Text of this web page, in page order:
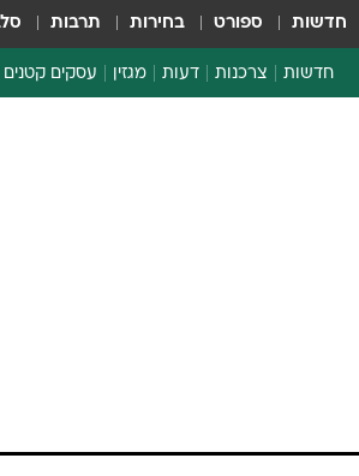
חדשות ספורט בחירות תרבות
חדשות צרכנות דעות מגזין עסקים קטנים